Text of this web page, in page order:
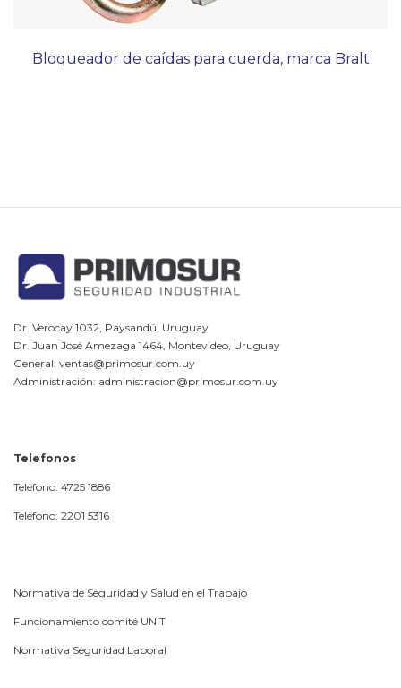
Bloqueador de caídas para cuerda, marca Bralt
Dr. Verocay 1032, Paysandú, Uruguay
Dr. Juan José Amezaga 1464, Montevideo, Uruguay
General: ventas@primosur.com.uy
Administración: administracion@primosur.com.uy
Telefonos
Teléfono: 4725 1886
Teléfono: 2201 5316
Normativa de Seguridad y Salud en el Trabajo
Funcionamiento comité UNIT
Normativa Seguridad Laboral